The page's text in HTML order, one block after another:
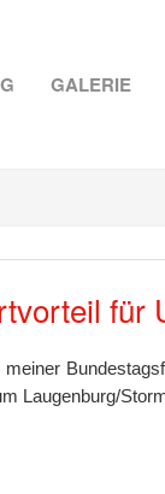
GALERIE
für
Laugenburg/